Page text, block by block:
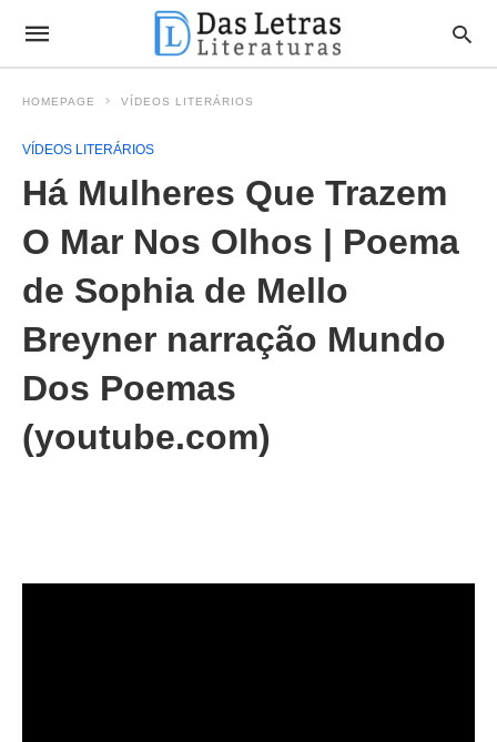
HOMEPAGE VÍDEOS LITERÁRIOS
VÍDEOS LITERÁRIOS
Há Mulheres Que Trazem
O Mar Nos Olhos | Poema
de Sophia de Mello
Breyner narração Mundo
Dos Poemas
(youtube.com)